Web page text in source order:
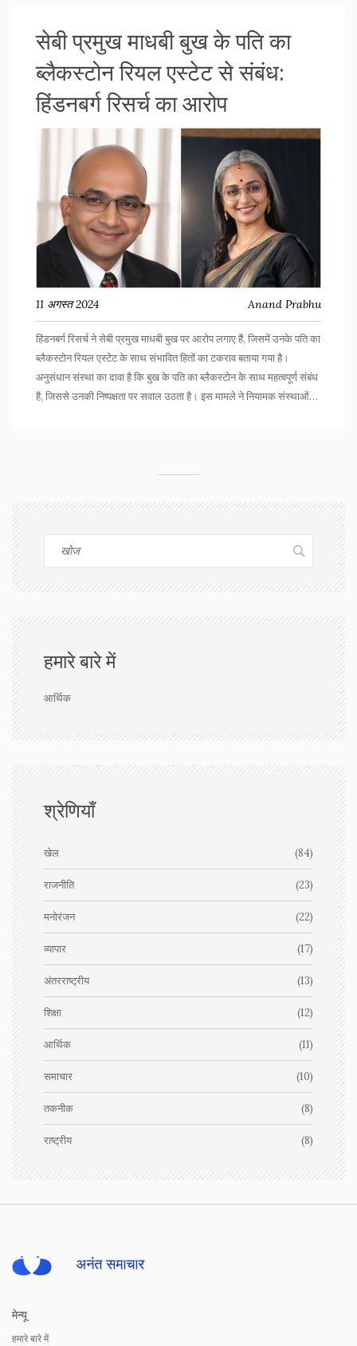
सेबी प्रमुख माधबी बुख के पति का
ब्लैकस्टोन रियल एस्टेट से संबंध:
हिंडनबर्ग रिसर्च का आरोप
11 अगस्त 2024 Anand Prabhu
हिंडनबर्ग रिसर्च ने सेबी प्रमुख माधबी बुख पर आरोप लगाए हैं, जिसमें उनके पति का
ब्लैकस्टोन रियल एस्टेट के साथ संभावित हितों का टकराव बताया गया है।
अनुसंधान संस्था का दावा है कि बुख के पति का ब्लैकस्टोन के साथ महत्वपूर्ण संबंध
है, जिससे उनकी निष्पक्षता पर सवाल उठता है। इस मामले ने नियामक संस्थाओं
हमारे बारे में
आर्थिक
श्रेणियाँ
खेल (84)
राजनीति (23)
मनोरंजन (22)
व्यापार (17)
अंतरराष्ट्रीय (13)
शिक्षा (12)
आर्थिक (11)
समाचार (10)
तकनीक (8)
राष्ट्रीय (8)
मेन्यू
हमारे बारे में